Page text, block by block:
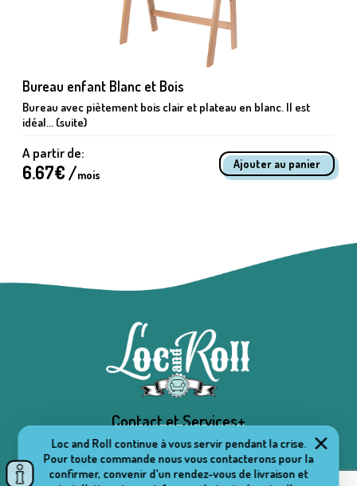
Loc and Roll continue à vous servir pendant la crise.
Pour toute commande nous vous contacterons pour la
confirmer, convenir d'un rendez-vous de livraison et
Bureau enfant Blanc et Bois
Bureau avec piètement bois clair et plateau en blanc. Il est
idéal... (suite)
A partir de:
6.67€ /mois
Contact et Services+